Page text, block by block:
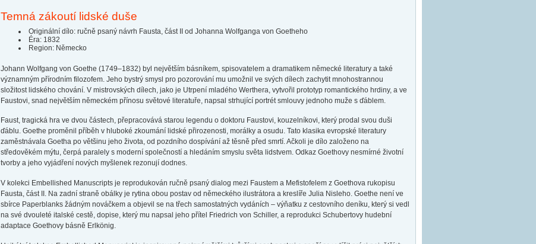
Temná zákoutí lidské duše
Originální dílo: ručně psaný návrh Fausta, část II od Johanna Wolfganga von Goetheho
Éra: 1832
Region: Německo
Johann Wolfgang von Goethe (1749–1832) byl největším básníkem, spisovatelem a dramatikem německé literatury a také
významným přírodním filozofem. Jeho bystrý smysl pro pozorování mu umožnil ve svých dílech zachytit mnohostrannou
složitost lidského chování. V mistrovských dílech, jako je Utrpení mladého Werthera, vytvořil prototyp romantického hrdiny, a ve
Faustovi, snad největším německém přínosu světové literatuře, napsal strhující portrét smlouvy jednoho muže s ďáblem.
Faust, tragická hra ve dvou částech, přepracovává starou legendu o doktoru Faustovi, kouzelníkovi, který prodal svou duši
ďáblu. Goethe proměnil příběh v hluboké zkoumání lidské přirozenosti, morálky a osudu. Tato klasika evropské literatury
zaměstnávala Goetha po většinu jeho života, od pozdního dospívání až těsně před smrtí. Ačkoli je dílo založeno na
středověkém mýtu, čerpá paralely s moderní společností a hledáním smyslu světa lidstvem. Odkaz Goethovy nesmírné životní
tvorby a jeho vyjádření nových myšlenek rezonují dodnes.
V kolekci Embellished Manuscripts je reprodukován ručně psaný dialog mezi Faustem a Mefistofelem z Goethova rukopisu
Fausta, část II. Na zadní straně obálky je rytina obou postav od německého ilustrátora a kreslíře Julia Nisleho. Goethe není ve
sbírce Paperblanks žádným nováčkem a objevil se na třech samostatných vydáních – výňatku z cestovního deníku, který si vedl
na své dvouleté italské cestě, dopise, který mu napsal jeho přítel Friedrich von Schiller, a reprodukci Schubertovy hudební
adaptace Goethovy básně Erlkönig.